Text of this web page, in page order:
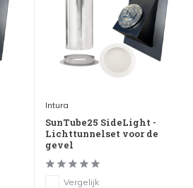
Intura
SunTube25 SideLight -
Lichttunnelset voor de
gevel
Vergelijk